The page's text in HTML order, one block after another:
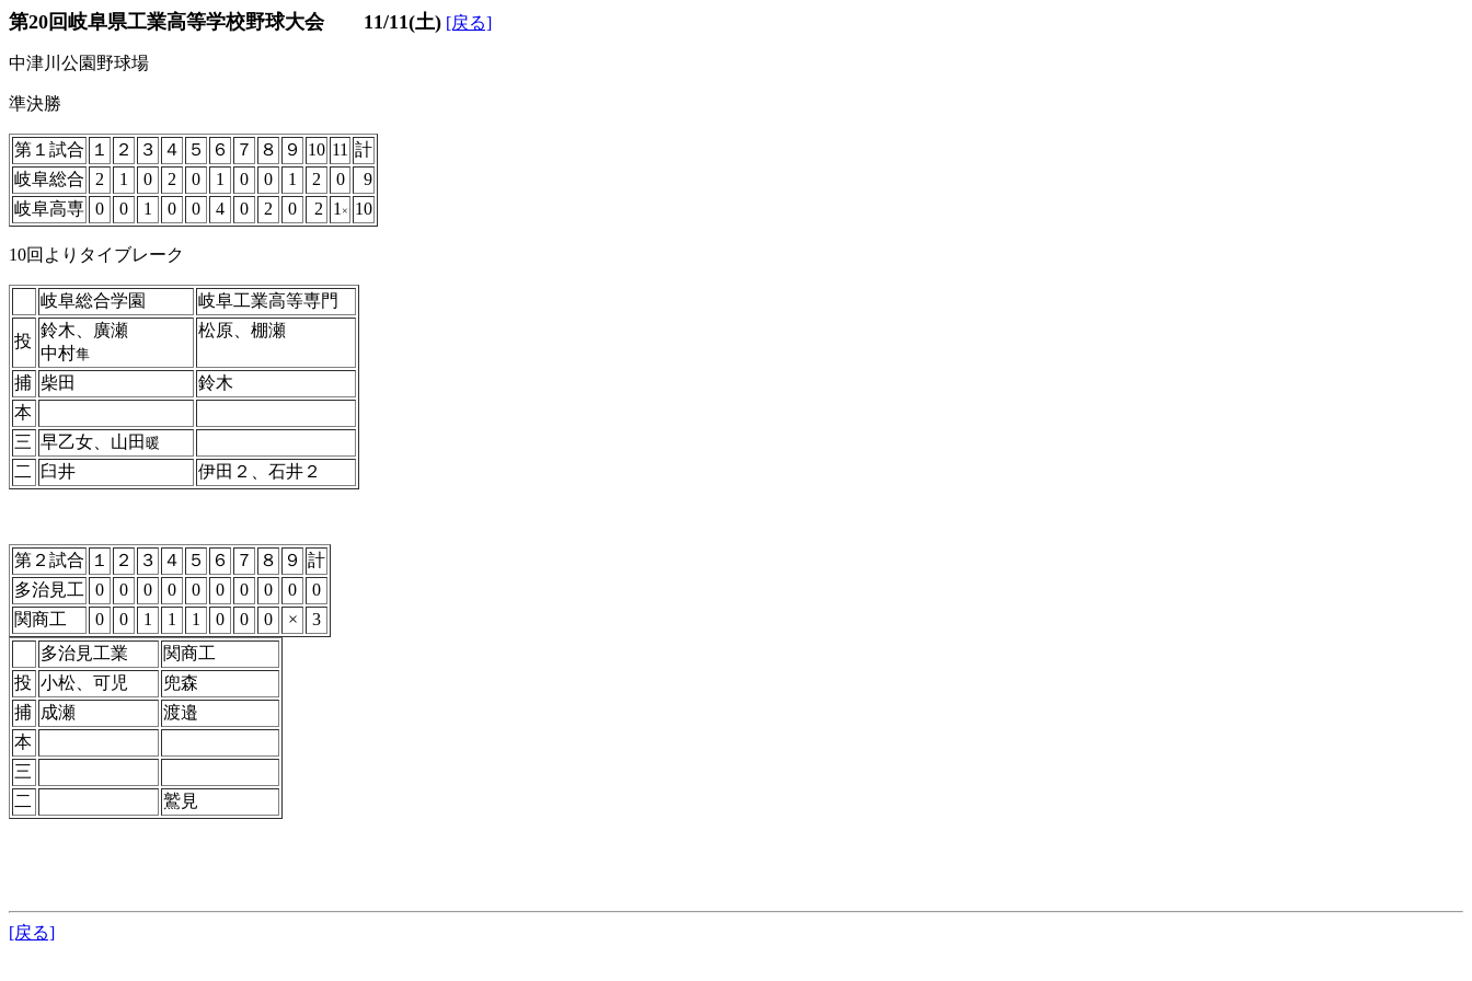
第20回岐阜県工業高等学校野球大会 11/11(土) [戻る]
中津川公園野球場
準決勝
第１試合 １ ２ ３ ４ ５ ６ ７ ８ ９ 10 11 計
岐阜総合
2 1 0 2 0 1 0 0 1 2 0
9
岐阜高専 0 0 1 0 0 4 0 2 0 2 1 × 10
10回よりタイブレーク
岐阜総合学園 岐阜工業高等専門
投
鈴木、廣瀬
中村隼
松原、棚瀬
捕 柴田
鈴木
本
三 早乙女、山田 暖
二 臼井 伊田２、石井２
第２試合 １ ２ ３ ４ ５ ６ ７ ８ ９ 計
多治見工
0 0 0 0 0 0 0 0 0
0
関商工
0 0 1 1 1 0 0 0 ×
3
多治見工業
関商工
投 小松、可児
兜森
捕 成瀬
渡邉
本
三
二
鷲見
[戻る]